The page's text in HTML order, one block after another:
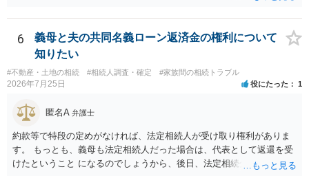
6
義母と夫の共同名義ローン返済金の権利について
知りたい
#不動産・土地の相続 #相続人調査・確定 #家族間の相続トラブル
2026年7月25日 役にたった 1
匿名A 弁護士
約款等で特段の定めがなければ、法定相続人が受け取り権利がありま
す。 もっとも、義母も法定相続人だった場合は、代表として返還を受
けたということ になるのでしょうから、後日、法定相続分に基づいて